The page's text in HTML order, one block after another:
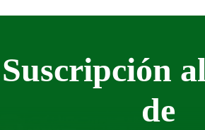
Suscripción
de